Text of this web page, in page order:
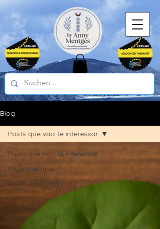
Blog
Posts que vão te interessar
Phytotherapie
Essen und Ernährung
Posts que vão te interessar